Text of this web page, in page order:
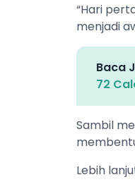
“Hari
menjadi
Baca
72
Sambil
Lebih